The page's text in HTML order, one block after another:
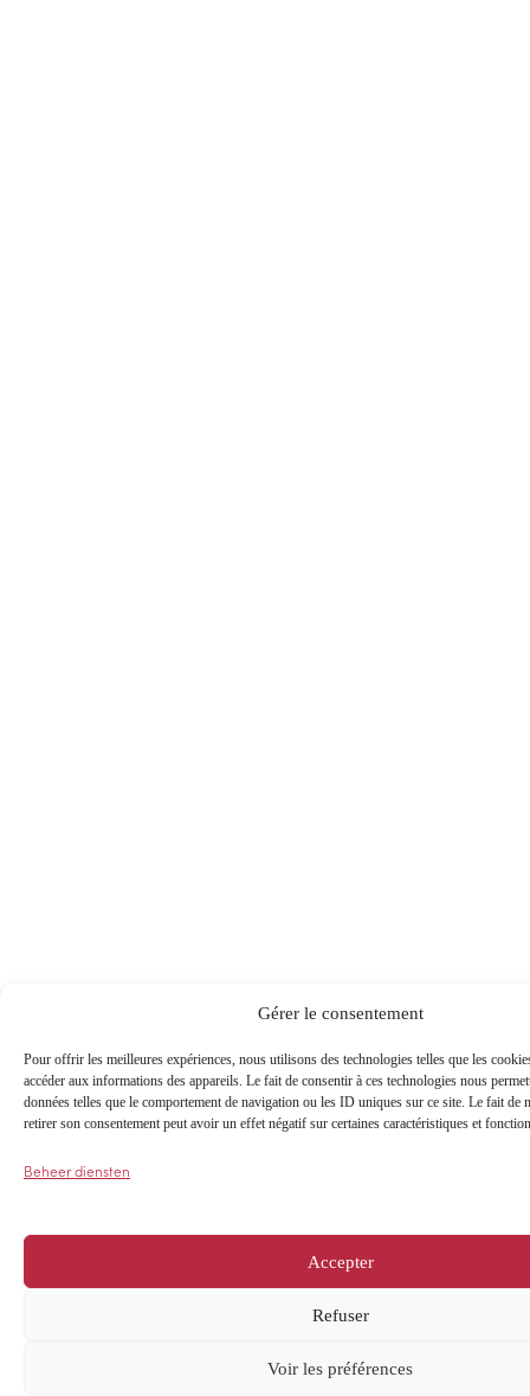
Gérer le consentement
Pour offrir les meilleures expériences, nous utilisons des technologies telles que les
accéder aux informations des appareils. Le fait de consentir à ces technologies nous
données telles que le comportement de navigation ou les ID uniques sur ce site. Le fait de
retirer son consentement peut avoir un effet négatif sur certaines caractéristiques et
Beheer diensten
Accepter
Refuser
Voir les préférences